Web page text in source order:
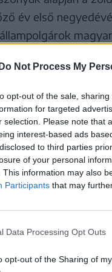
Do Not Process My
opt-out of the sale,
for targeted
selection. Please note that
interest-based ads
to third parties
of your personal
This information may also
Participants that may
Data Processing Opt Outs
opt-out of the Sharing of
év első
a román kormány
tagállam
kérné
és munkaügyi
első negyedéves
bővítse azon
piaci helyzet
engedélyt.
állásponton van,